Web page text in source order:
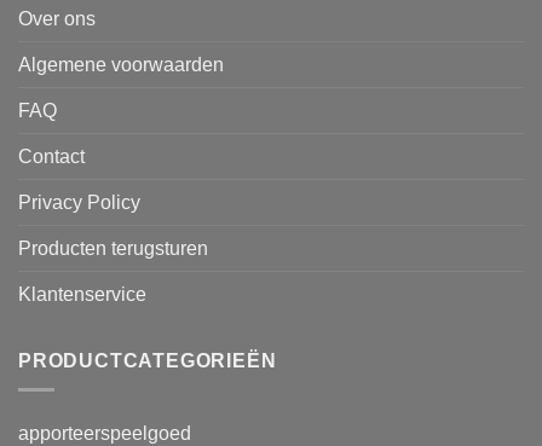
Over ons
Algemene voorwaarden
FAQ
Contact
Privacy Policy
Producten terugsturen
Klantenservice
PRODUCTCATEGORIEËN
apporteerspeelgoed